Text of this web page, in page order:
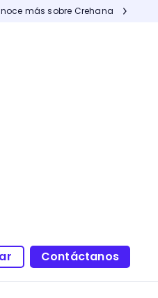
más sobre Crehana
Contáctanos